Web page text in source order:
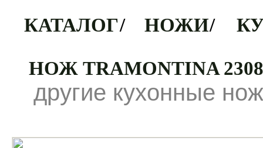
КАТАЛОГ/ НОЖИ/
НОЖ TRAMONTINA
другие кухонные